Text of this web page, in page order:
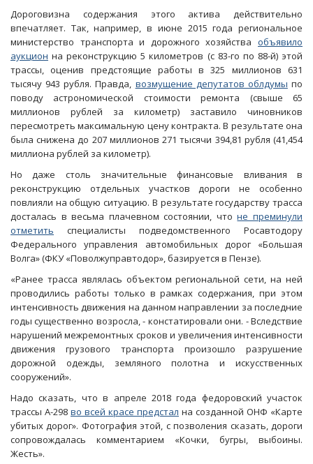
Дороговизна содержания этого актива действительно
впечатляет. Так, например, в июне 2015 года региональное
министерство транспорта и дорожного хозяйства объявило
аукцион на реконструкцию 5 километров (с 83-го по 88-й) этой
трассы, оценив предстоящие работы в 325 миллионов 631
тысячу 943 рубля. Правда, возмущение депутатов облдумы по
поводу астрономической стоимости ремонта (свыше 65
миллионов рублей за километр) заставило чиновников
пересмотреть максимальную цену контракта. В результате она
была снижена до 207 миллионов 271 тысячи 394,81 рубля (41,454
миллиона рублей за километр).
Но даже столь значительные финансовые вливания в
реконструкцию отдельных участков дороги не особенно
повлияли на общую ситуацию. В результате государству трасса
досталась в весьма плачевном состоянии, чтоне преминули
отметить специалисты подведомственного Росавтодору
Федерального управления автомобильных дорог «Большая
Волга» (ФКУ «Поволжуправтодор», базируется в Пензе).
«Ранее трасса являлась объектом региональной сети, на ней
проводились работы только в рамках содержания, при этом
интенсивность движения на данном направлении за последние
годы существенно возросла, - констатировали они. - Вследствие
нарушений межремонтных сроков и увеличения интенсивности
движения грузового транспорта произошло разрушение
дорожной одежды, земляного полотна и искусственных
сооружений».
Надо сказать, что в апреле 2018 года федоровский участок
трассы А-298 во всей красе предстал на созданной ОНФ «Карте
убитых дорог». Фотография этой, с позволения сказать, дороги
сопровождалась комментарием «Кочки, бугры, выбоины.
Жесть».